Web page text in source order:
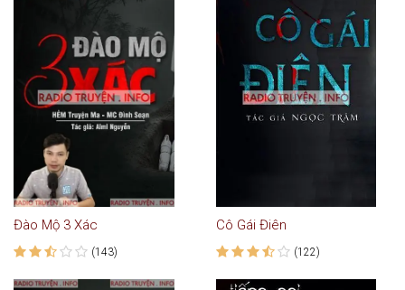
Đào Mộ 3 Xác
(143)
Cô Gái Điên
(122)